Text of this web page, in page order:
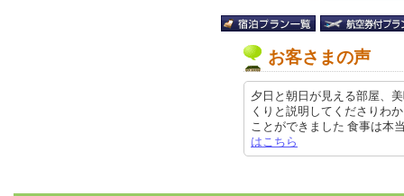
お客さまの声
夕日と朝日が見える部屋、
くりと説明してくださりわ
ことができました 食事は
はこちら